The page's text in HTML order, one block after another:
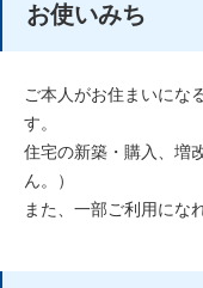
お使いみち
ご本人がお住まいにな
す。
住宅の新築・購入、増
ん。）
また、一部ご利用にな